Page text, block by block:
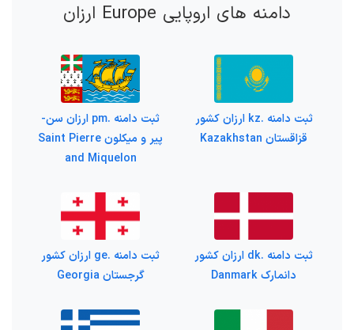
دامنه های اروپایی Europe ارزان
ثبت دامنه .kz ارزان کشور
قزاقستان Kazakhstan
ثبت دامنه .pm ارزان سن-
پیر و میکلون Saint Pierre
and Miquelon
ثبت دامنه .dk ارزان کشور
دانمارک Danmark
ثبت دامنه .ge ارزان کشور
گرجستان Georgia